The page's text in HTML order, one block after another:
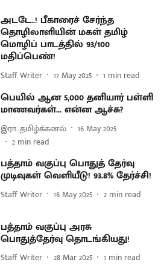
அடடே..! பீகாரைச் சேர்ந்த
தொழிலாளியின் மகள் தமிழ்
மொழிப் பாடத்தில் 93/100
மதிப்பெண்!
Staff Writer 17 May 2025 1 min read
பெயில் ஆன 5,000 தனியார் பள்ளி
மாணவர்கள்... என்ன ஆச்சு?
இரா. தமிழ்க்கனல்
16 May 2025
2 min read
பத்தாம் வகுப்பு பொதுத் தேர்வு
முடிவுகள் வெளியீடு! 93.8% தேர்ச்சி!
Staff Writer 16 May 2025 2 min read
பத்தாம் வகுப்பு அரசு
பொதுத்தேர்வு தொடங்கியது!
Staff Writer 28 Mar 2025 1 min read